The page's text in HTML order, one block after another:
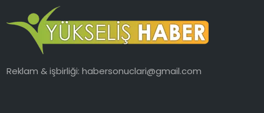
Reklam & işbirliği:habersonuclari@gmail.com